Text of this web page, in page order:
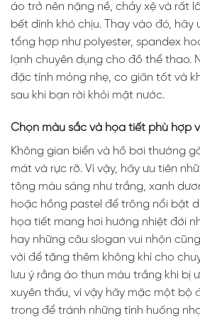
áo trở nên nặng nề, chảy xệ và rất
bết dính khó chịu. Thay vào đó, hãy
tổng hợp như polyester, spandex
lạnh chuyên dụng cho đồ thể thao.
đặc tính mỏng nhẹ, co giãn tốt và
sau khi bạn rời khỏi mặt nước.
Chọn màu sắc và họa tiết phù hợp
Không gian biển và hồ bơi thường
mát và rực rỡ. Vì vậy, hãy ưu tiên
tông màu sáng như trắng, xanh
hoặc hồng pastel để trông nổi bật
họa tiết mang hơi hướng nhiệt đới
hay những câu slogan vui nhộn
vời để tăng thêm không khí cho
lưu ý rằng áo thun màu trắng khi bị
xuyên thấu, vì vậy hãy mặc một bộ
trong để tránh những tình huống